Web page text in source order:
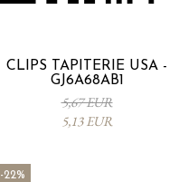
CLIPS TAPITERIE USA -
GJ6A68AB1
5,67 EUR
5,13 EUR
-22%